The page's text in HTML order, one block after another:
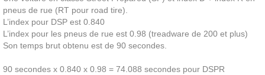
pneus de rue (RT pour road tire).
L’index pour DSP est 0.840
L’index pour les pneus de rue est 0.98 (treadware de 200 et plus)
Son temps brut obtenu est de 90 secondes.
90 secondes x 0.840 x 0.98 = 74.088 secondes pour DSPR